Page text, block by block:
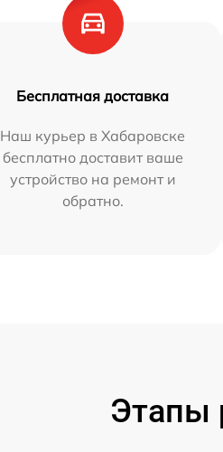
Бесплатная доставка
Наш курьер в Хабаровске
бесплатно доставит ваше
устройство на ремонт и
обратно.
Этапы